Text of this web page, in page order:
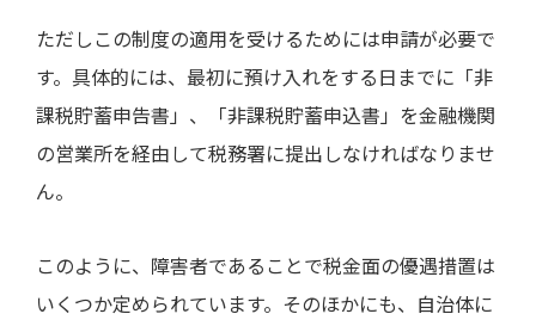
ただしこの制度の適用を受けるためには申請が必要で
す。具体的には、最初に預け入れをする日までに「非
課税貯蓄申告書」、「非課税貯蓄申込書」を金融機関
の営業所を経由して税務署に提出しなければなりませ
ん。
このように、障害者であることで税金面の優遇措置は
いくつか定められています。そのほかにも、自治体に